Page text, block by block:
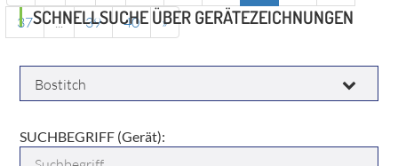
37
... 39 40 »
SCHNELLSUCHE ÜBER GERÄTEZEICHNUNGEN
HERSTELLER:
SUCHBEGRIFF (Gerät):